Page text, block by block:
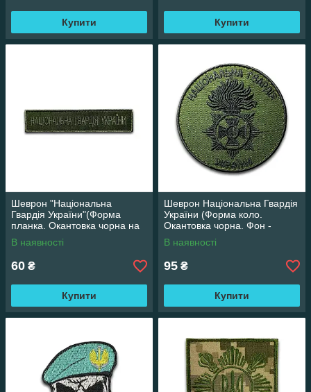
Купити Купити
Шеврон "Національна
Гвардія України"(Форма
планка. Окантовка чорна на
оливе), 12х2.5 см
В наявності
60 ₴
Купити
Шеврон Національна Гвардія
України (Форма коло.
Окантовка чорна. Фон -
олива) 8х8 см
В наявності
95 ₴
Купити